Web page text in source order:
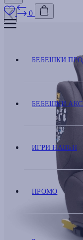
0
БЕБЕШКИ
БЕБЕШКИ
ИГРИ НАВЪН
ПРОМО